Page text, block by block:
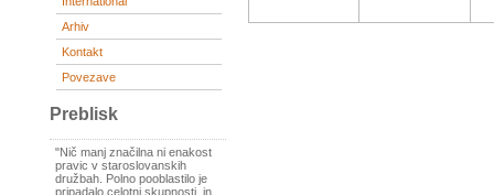
Arhiv
Kontakt
Povezave
Preblisk
"Nič manj značilna ni enakost
pravic v staroslovanskih
družbah. Polno pooblastilo je
pripadalo celotni skupnosti, in